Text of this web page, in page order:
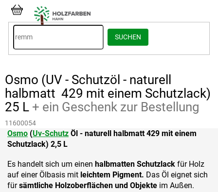
Inhalt
springen
SUCHEN
WARENKORB
Osmo (UV - Schutzöl - naturell
halbmatt 429 mit einem Schutzlack)
25 L + ein Geschenk zur Bestellung
11600054
Osmo (Uv-Schutz Öl - naturell halbmatt 429 mit einem
Schutzlack) 2,5 L
Es handelt sich um einen halbmatten Schutzlack für Holz
auf einer Ölbasis mit leichtem Pigment. Das Öl eignet sich
fürsämtliche Holzoberflächen und Objekte im Außen.